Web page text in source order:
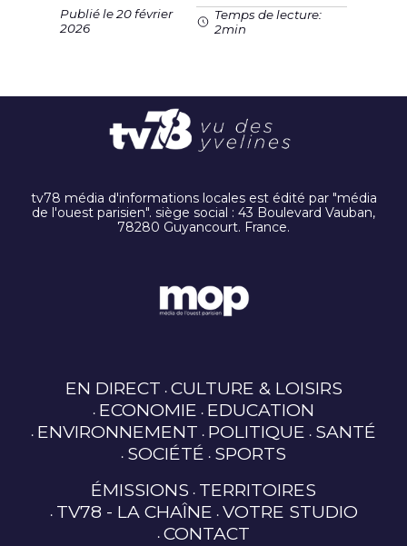
Publié le 20 février
2026
Temps de lecture:
2min
tv78 média d'informations locales est édité par "média
de l'ouest parisien". siège social : 43 Boulevard Vauban,
78280 Guyancourt. France.
EN DIRECT CULTURE & LOISIRS
ECONOMIE EDUCATION
ENVIRONNEMENT POLITIQUE SANTÉ
SOCIÉTÉ SPORTS
ÉMISSIONS TERRITOIRES
TV78 - LA CHAÎNE VOTRE STUDIO
CONTACT